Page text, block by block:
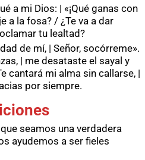
a mi Dios: | «¡Qué ganas con
a la fosa? / ¿Te va a dar
tu lealtad?
de mí, | Señor, socórreme».
| me desataste el sayal y
cantará mi alma sin callarse, |
por siempre.
seamos una verdadera
ayudemos a ser fieles